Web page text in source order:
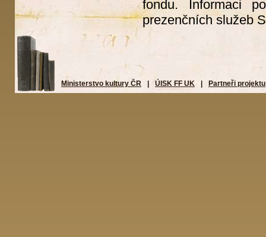
fondu. Informaci
prezenčních služeb
Ministerstvo kultury ČR ÚISK FF UK Partneři projektu